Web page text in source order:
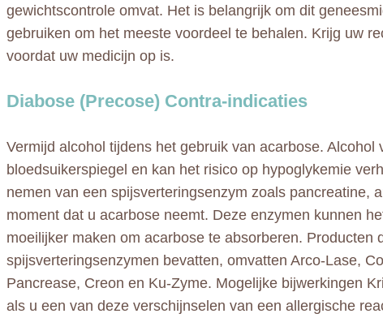
gewichtscontrole omvat. Het is belangrijk om dit
gebruiken om het meeste voordeel te behalen. Krijg uw
voordat uw medicijn op is.
Diabose (Precose) Contra-indicaties
Vermijd alcohol tijdens het gebruik van acarbose. Alcohol
bloedsuikerspiegel en kan het risico op hypoglykemie
nemen van een spijsverteringsenzym zoals pancreatine,
moment dat u acarbose neemt. Deze enzymen kunnen
moeilijker maken om acarbose te absorberen. Producten
spijsverteringsenzymen bevatten, omvatten Arco-Lase,
Pancrease, Creon en Ku-Zyme. Mogelijke bijwerkingen
als u een van deze verschijnselen van een allergische